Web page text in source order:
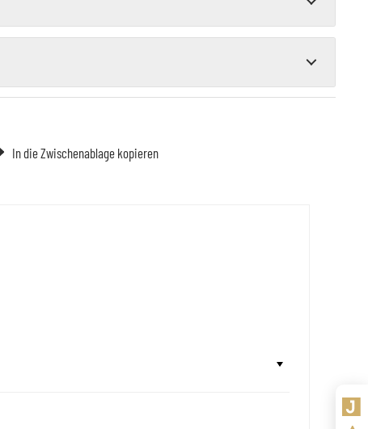
In die Zwischenablage kopieren